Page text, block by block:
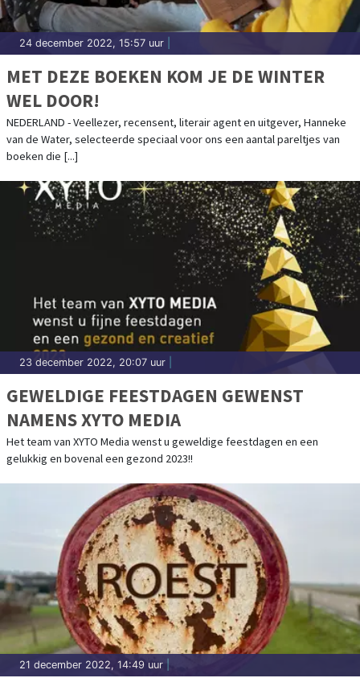
24 december 2022, 15:57 uur
MET DEZE BOEKEN KOM JE DE WINTER
WEL DOOR!
NEDERLAND - Veellezer, recensent, literair agent en uitgever, Hanneke
van de Water, selecteerde speciaal voor ons een aantal pareltjes van
boeken die [...]
23 december 2022, 20:07 uur
GEWELDIGE FEESTDAGEN GEWENST
NAMENS XYTO MEDIA
Het team van XYTO Media wenst u geweldige feestdagen en een
gelukkig en bovenal een gezond 2023!!
21 december 2022, 14:49 uur